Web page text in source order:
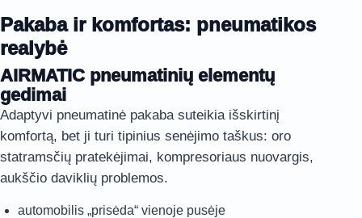
Pakaba ir komfortas: pneumatikos
realybė
AIRMATIC pneumatinių elementų
gedimai
Adaptyvi pneumatinė pakaba suteikia išskirtinį
komfortą, bet ji turi tipinius senėjimo taškus: oro
statramsčių pratekėjimai, kompresoriaus nuovargis,
aukščio daviklių problemos.
automobilis „prisėda“ vienoje pusėje